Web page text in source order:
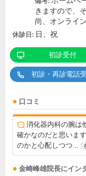
きますので、
尚、オンライ
休診日: 日、祝
初診受付
初診・再診電話
口コミ
消化器内科の腕は
確かなのだと思いま
のかと心配しつつ...
金崎峰雄院長にイン